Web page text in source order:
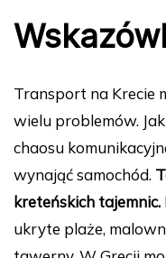
Transport na Krecie
wielu problemów.
chaosu
wynająć samochód.
kreteńskich tajemnic.
ukryte plaże,